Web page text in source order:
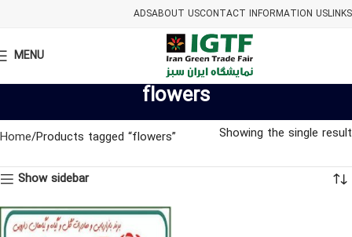
ADSABOUT USCONTACT INFORMATION USLINKS
MENU
flowers
Home Products tagged “flowers” Showing the single result
Show sidebar